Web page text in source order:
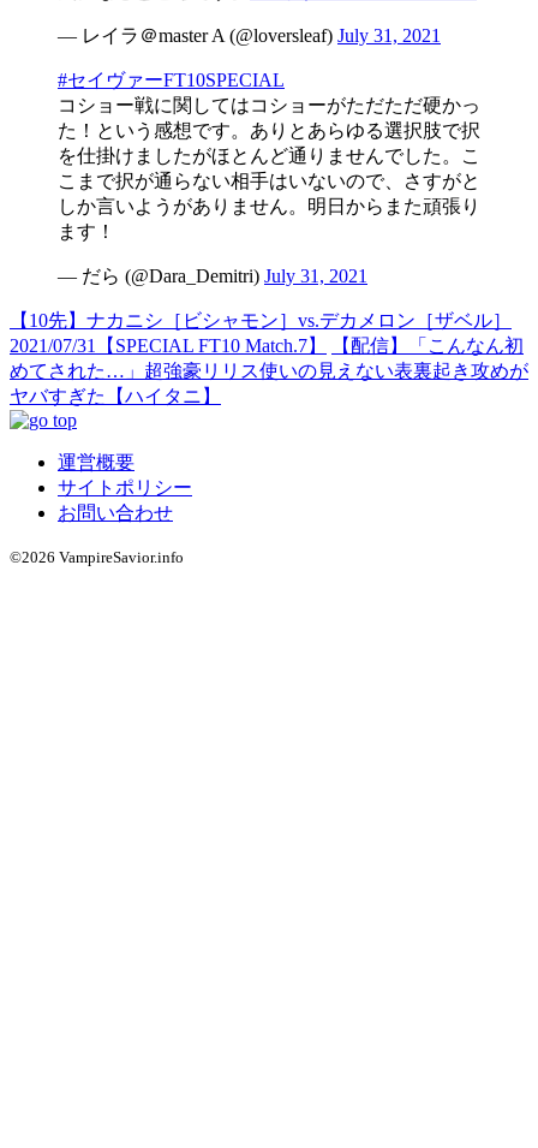
— レイラ＠master A (@loversleaf) July 31, 2021
#セイヴァーFT10SPECIAL
コショー戦に関してはコショーがただただ硬かっ
た！という感想です。ありとあらゆる選択肢で択
を仕掛けましたがほとんど通りませんでした。こ
こまで択が通らない相手はいないので、さすがと
しか言いようがありません。明日からまた頑張り
ます！
— だら (@Dara_Demitri) July 31, 2021
【10先】ナカニシ［ビシャモン］vs.デカメロン［ザベル］
2021/07/31【SPECIAL FT10 Match.7】
【配信】「こんなん初
めてされた…」超強豪リリス使いの見えない表裏起き攻めが
ヤバすぎた【ハイタニ】
運営概要
サイトポリシー
お問い合わせ
©2026 VampireSavior.info